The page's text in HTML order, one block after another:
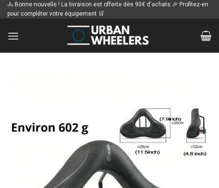
Passer
au
🚴 Bonne nouvelle ! La livraison est offerte dès 90€ d'achats 🎉 Profitez-en
pour compléter votre équipement 🛒